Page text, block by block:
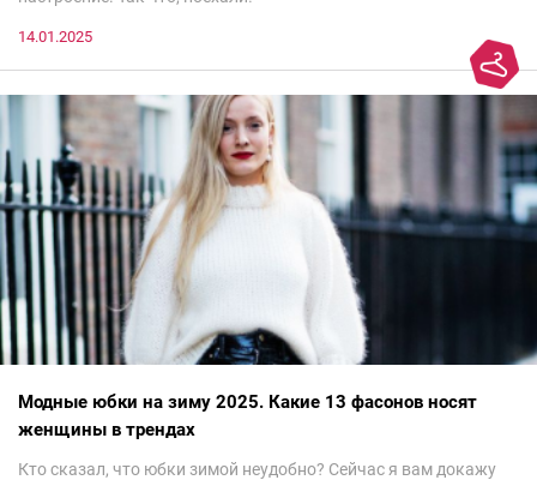
14.01.2025
Модные юбки на зиму 2025. Какие 13 фасонов носят
женщины в трендах
Кто сказал, что юбки зимой неудобно? Сейчас я вам докажу